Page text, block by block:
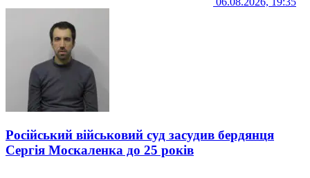
Російський військовий суд засудив бердянця
Сергія Москаленка до 25 років